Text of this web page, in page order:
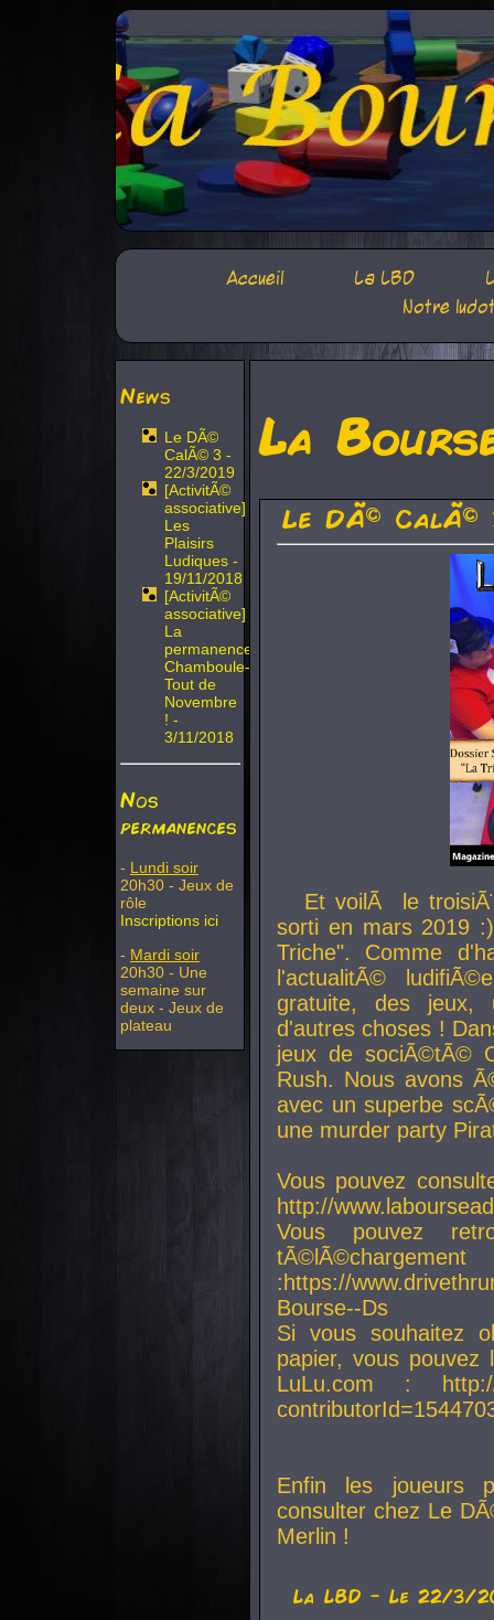
Accueil La LBD
Notre
News
Le DÃ©
CalÃ© 3 -
22/3/2019
[ActivitÃ©
associative]
Les
Plaisirs
Ludiques -
19/11/2018
[ActivitÃ©
associative]
La
permanence
Chamboule-
Tout de
Novembre
! -
3/11/2018
Nos
permanences
- Lundi soir
20h30 - Jeux de
rôle
Inscriptions ici
- Mardi soir
20h30 - Une
semaine sur
deux - Jeux de
plateau
La
Le DÃ© CalÃ©
Et voilÃ le
sorti en mars 2019
Triche". Comme
l'actualitÃ©
gratuite, des jeux,
d'autres choses !
jeux de sociÃ©tÃ©
Rush. Nous avons
avec un superbe
une murder party
Vous pouvez
http://
Vous pouvez
:https://
Bourse--Ds
Si vous souhaitez
papier, vous
LuLu.com : http://
Enfin les joueurs
consulter chez Le
Merlin !
La LBD - Le 22/3/